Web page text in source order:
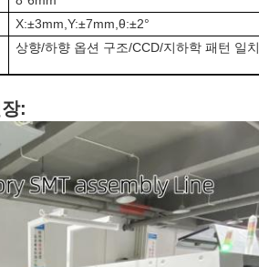
X:±3mm,Y:±7mm,θ:±2°
상향/하향 옵션 구조/CCD/지하학 패턴 일치
: